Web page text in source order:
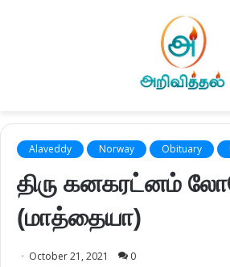
Alaveddy Norway Obituary
திரு கனகரட்னம்
(மாத்தையா)
October 21, 2021 0